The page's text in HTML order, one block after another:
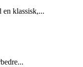
en klassisk,...